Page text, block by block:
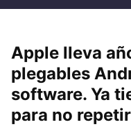
Apple lleva
plegables
software. Ya
para no